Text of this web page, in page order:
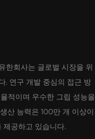
한회사는 글로벌 시장을 위
. 연구 개발 중심의 접근 방
적이며 우수한 그립 성능을
산 능력은 100만 개 이상이
제공하고 있습니다.